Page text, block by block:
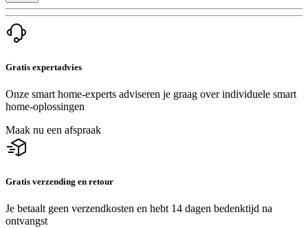
Gratis expertadvies
Onze smart home-experts adviseren je graag over individuele smart
home-oplossingen
Maak nu een afspraak
Gratis verzending en retour
Je betaalt geen verzendkosten en hebt 14 dagen bedenktijd na
ontvangst